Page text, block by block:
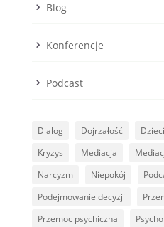
Blog
Konferencje
Podcast
Dialog Dojrzałość Dzieci
Kryzys
Mediacja
Narcyzm
Niepokój
Podejmowanie decyzji
Przemoc psychiczna